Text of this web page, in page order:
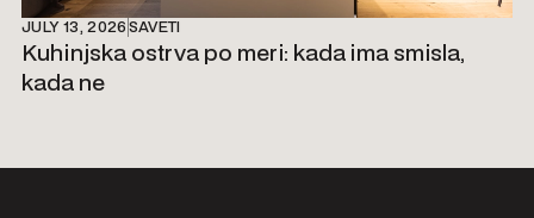
JULY 13, 2026SAVETI
Kuhinjska ostrva po meri: kada ima smisla,
kada ne